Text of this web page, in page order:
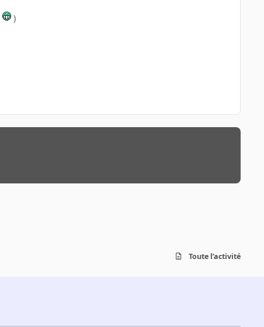
)
Toute l’activité